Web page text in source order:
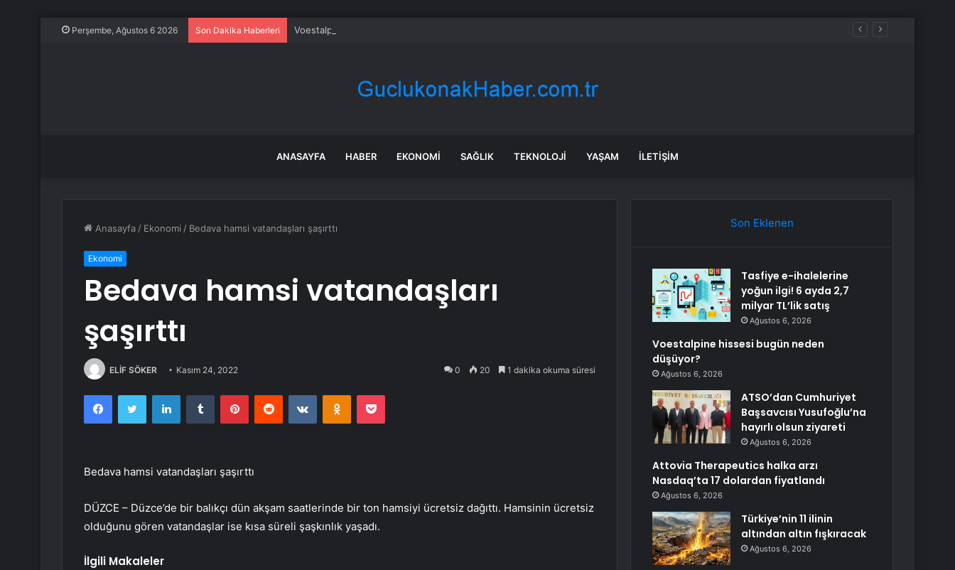
Perşembe, Ağustos 6 2026 Son Dakika Haberleri Voestalpine hissesi bugün neden düşüyor?
ANASAYFA HABER EKONOMI SAĞLIK TEKNOLOJI YAŞAM İLETIŞIM
Anasayfa / Ekonomi / Bedava hamsi vatandaşları şaşırttı
Ekonomi
Bedava hamsi vatandaşları
şaşırttı
ELİF SÖKER Kasım 24, 2022 0 20 1 dakika okuma süresi
FacebookTwitter LinkedInTumblr PinterestReddit VKontakteOdnoklassniki
Pocket
Bedava hamsi vatandaşları şaşırttı
DÜZCE – Düzce’de bir balıkçı dün akşam saatlerinde bir ton hamsiyi ücretsiz dağıttı. Hamsinin ücretsiz
olduğunu gören vatandaşlar ise kısa süreli şaşkınlık yaşadı.
İlgili Makaleler
Son Eklenen
Tasfiye e-ihalelerine
yoğun ilgi! 6 ayda 2,7
milyar TL’lik satış
Ağustos 6, 2026
Voestalpine hissesi bugün neden
düşüyor?
Ağustos 6, 2026
ATSO’dan Cumhuriyet
Başsavcısı Yusufoğlu’na
hayırlı olsun ziyareti
Ağustos 6, 2026
Attovia Therapeutics halka arzı
Nasdaq’ta 17 dolardan fiyatlandı
Ağustos 6, 2026
Türkiye’nin 11 ilinin
altından altın fışkıracak
Ağustos 6, 2026